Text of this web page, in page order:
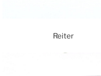
Reiter